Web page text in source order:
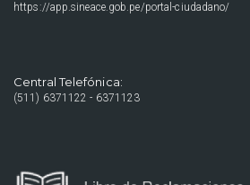
https://app.sineace.gob.pe/portal-ciudadano/
Central Telefónica:
(511) 6371122 - 6371123